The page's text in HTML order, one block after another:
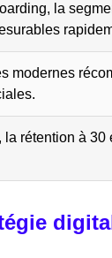
la
modernes
la rétention à